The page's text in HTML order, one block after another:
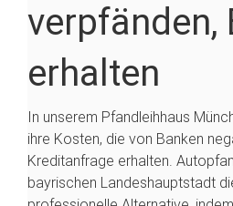
brightness_low Dunkler Kontrast
Links markieren
Alle
cached
verpfänden,
erhalten
In unserem Pfandleihhaus
ihre Kosten, die von Banken
Kreditanfrage erhalten.
bayrischen Landeshauptstadt